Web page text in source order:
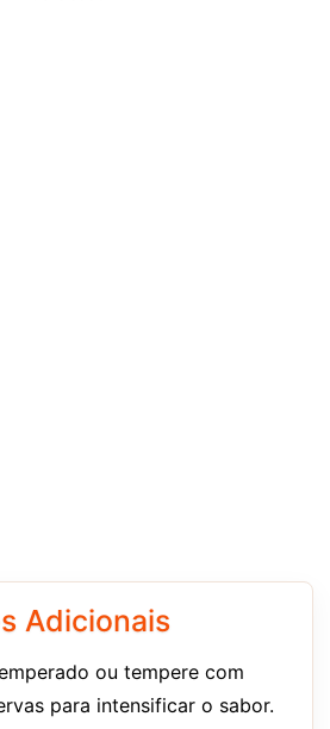
Adicionais
ou tempere com
para intensificar o sabor.